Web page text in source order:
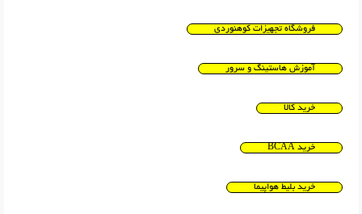
فروشگاه تجهیزات کوهنوردی
آموزش هاستینگ و سرور
خرید کالا
خرید BCAA
خرید بلیط هواپیما